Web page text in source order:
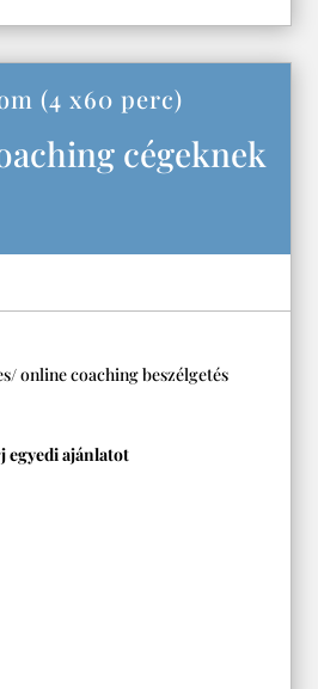
(4 x60 perc)
cégeknek
online coaching beszélgetés
egyedi ajánlatot